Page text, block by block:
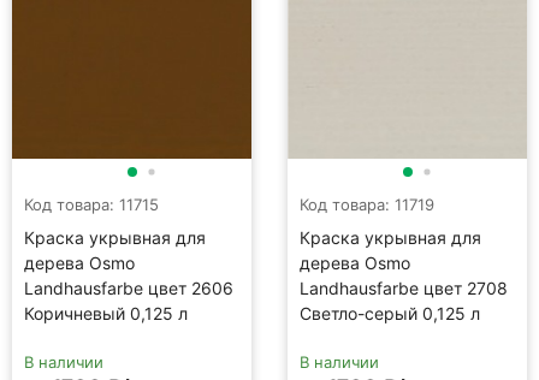
Код товара: 11715
Краска укрывная для
дерева Osmo
Landhausfarbe цвет 2606
Коричневый 0,125 л
В наличии
Код товара: 11719
Краска укрывная для
дерева Osmo
Landhausfarbe цвет 2708
Светло-серый 0,125 л
В наличии